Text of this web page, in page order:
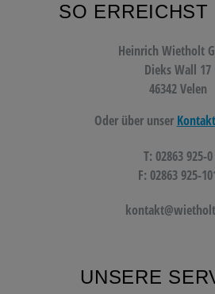
SO ERREICHST
Heinrich Wietholt
Dieks Wall 17
46342 Velen
Oder über unser
T: 02863 925-0
F: 02863 925-
UNSERE